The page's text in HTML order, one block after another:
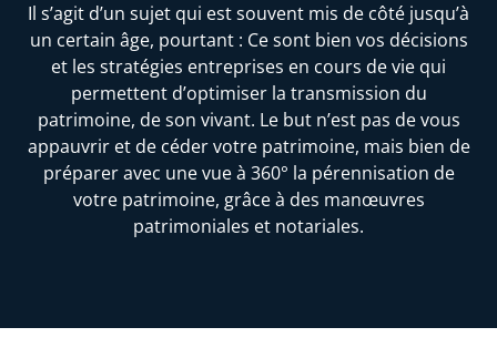
Il s’agit d’un sujet qui est souvent mis de côté jusqu’à
un certain âge, pourtant : Ce sont bien vos décisions
et les stratégies entreprises en cours de vie qui
permettent d’optimiser la transmission du
patrimoine, de son vivant. Le but n’est pas de vous
appauvrir et de céder votre patrimoine, mais bien de
préparer avec une vue à 360° la pérennisation de
votre patrimoine, grâce à des manœuvres
patrimoniales et notariales.